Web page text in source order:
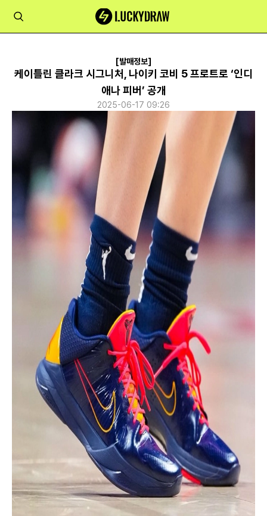
[발매정보]
케이틀린 클라크 시그니처, 나이키 코비 5 프로트로 ‘인디
애나 피버’ 공개
2025-06-17 09:26